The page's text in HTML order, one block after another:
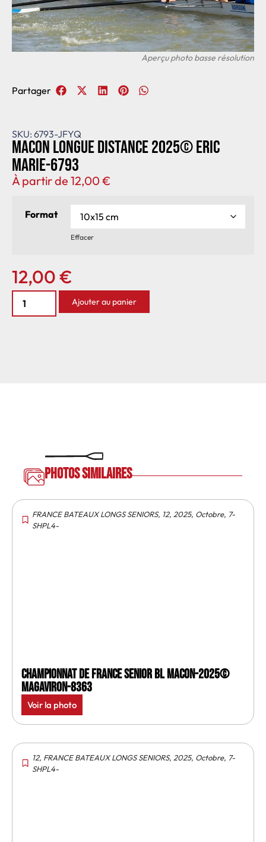
SKU: 6793-JFYQ
Macon longue distance 2025© Eric
Marie-6793
À partir de 12,00€
Format
Effacer
12,00€
Ajouter au panier
Partager
Photos similaires
FRANCE BATEAUX LONGS SENIORS, 12, 2025, Octobre, 7-
SHPL4-
Championnat de France senior BL Macon-2025©
MagAviron-8363
Voir la photo
12, FRANCE BATEAUX LONGS SENIORS, 2025, Octobre, 7-
SHPL4-